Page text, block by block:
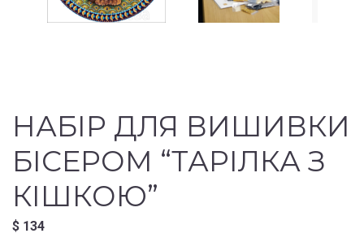
НАБІР ДЛЯ ВИШИВКИ
БІСЕРОМ “ТАРІЛКА З
КІШКОЮ”
$ 134